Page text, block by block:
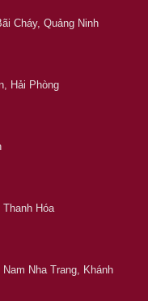
Cháy, Quảng Ninh
Hải Phòng
Hóa
Nha Trang, Khánh